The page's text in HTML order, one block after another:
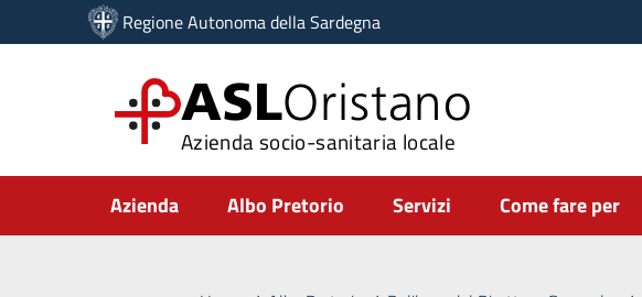
Vai ai contenuti
Vai al menu di navigazione
Regione Autonoma della Sardegna
ASLOristano
Azienda socio-sanitaria locale
Submenu
Azienda Albo Pretorio Servizi Come fare per